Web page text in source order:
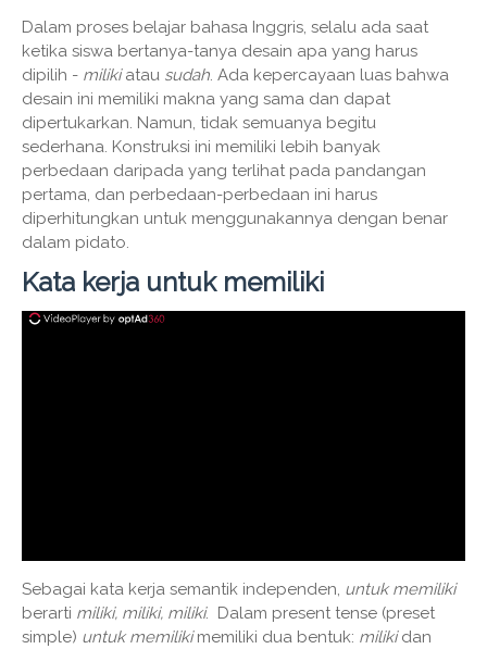
Dalam proses belajar bahasa Inggris, selalu ada saat
ketika siswa bertanya-tanya desain apa yang harus
dipilih - milikiatau sudah. Ada kepercayaan luas bahwa
desain ini memiliki makna yang sama dan dapat
dipertukarkan. Namun, tidak semuanya begitu
sederhana. Konstruksi ini memiliki lebih banyak
perbedaan daripada yang terlihat pada pandangan
pertama, dan perbedaan-perbedaan ini harus
diperhitungkan untuk menggunakannya dengan benar
dalam pidato.
Kata kerja untuk memiliki
Sebagai kata kerja semantik independen, untuk memiliki
berarti miliki, miliki, miliki. Dalam present tense (preset
simple) untuk memilikimemiliki dua bentuk: milikidan